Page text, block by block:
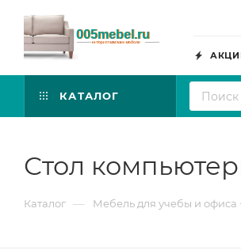
КАТАЛОГ
Стол
Каталог — Мебель для учебы и офиса